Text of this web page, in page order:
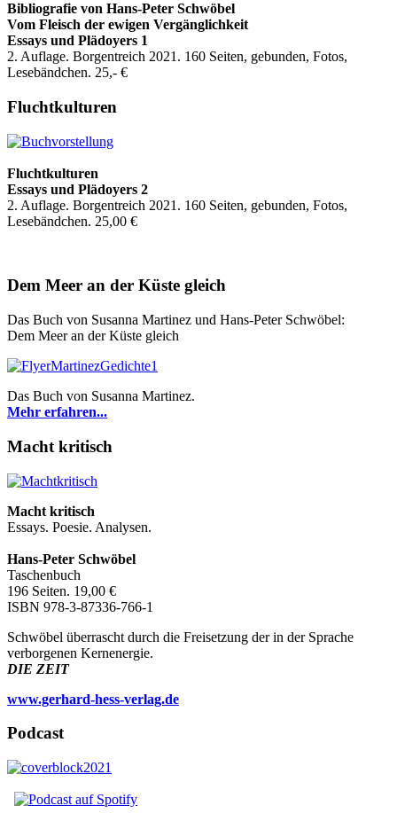
Bibliografie von Hans-Peter Schwöbel
Vom Fleisch der ewigen Vergänglichkeit
Essays und Plädoyers 1
2. Auflage. Borgentreich 2021. 160 Seiten, gebunden, Fotos,
Lesebändchen. 25,- €
Fluchtkulturen
Fluchtkulturen
Essays und Plädoyers 2
2. Auflage. Borgentreich 2021. 160 Seiten, gebunden, Fotos,
Lesebändchen. 25,00 €
Dem Meer an der Küste gleich
Das Buch von Susanna Martinez und Hans-Peter Schwöbel:
Dem Meer an der Küste gleich
Das Buch von Susanna Martinez.
Mehr erfahren...
Macht kritisch
Macht kritisch
Essays. Poesie. Analysen.
Hans-Peter Schwöbel
Taschenbuch
196 Seiten. 19,00 €
ISBN 978-3-87336-766-1
Schwöbel überrascht durch die Freisetzung der in der Sprache
verborgenen Kernenergie.
DIE ZEIT
www.gerhard-hess-verlag.de
Podcast